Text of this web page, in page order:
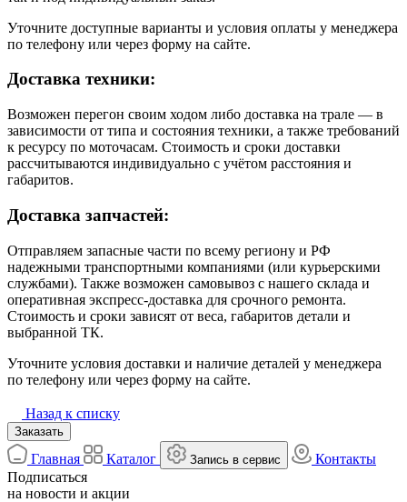
Уточните доступные варианты и условия оплаты у менеджера
по телефону или через форму на сайте.
Доставка техники:
Возможен перегон своим ходом либо доставка на трале — в
зависимости от типа и состояния техники, а также требований
к ресурсу по моточасам. Стоимость и сроки доставки
рассчитываются индивидуально с учётом расстояния и
габаритов.
Доставка запчастей:
Отправляем запасные части по всему региону и РФ
надежными транспортными компаниями (или курьерскими
службами). Также возможен самовывоз с нашего склада и
оперативная экспресс-доставка для срочного ремонта.
Стоимость и сроки зависят от веса, габаритов детали и
выбранной ТК.
Уточните условия доставки и наличие деталей у менеджера
по телефону или через форму на сайте.
Назад к списку
Заказать
Главная Каталог Запись в сервис
Контакты
Подписаться
на новости и акции